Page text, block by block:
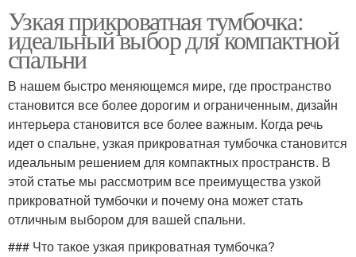
Узкая прикроватная тумбочка:
идеальный выбор для компактной
спальни
В нашем быстро меняющемся мире, где пространство
становится все более дорогим и ограниченным, дизайн
интерьера становится все более важным. Когда речь
идет о спальне, узкая прикроватная тумбочка становится
идеальным решением для компактных пространств. В
этой статье мы рассмотрим все преимущества узкой
прикроватной тумбочки и почему она может стать
отличным выбором для вашей спальни.
### Что такое узкая прикроватная тумбочка?